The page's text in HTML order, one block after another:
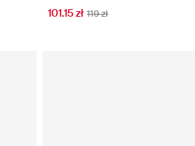
101.15 zł 119 zł